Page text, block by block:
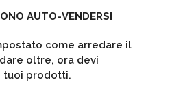
AUTO-VENDERSI
come arredare il
oltre, ora devi
tuoi prodotti.